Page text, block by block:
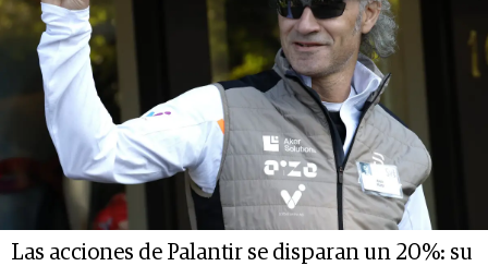
Las acciones de Palantir se disparan un 20%: su